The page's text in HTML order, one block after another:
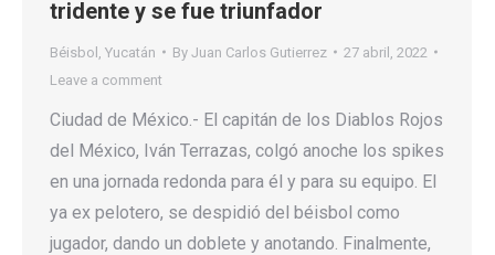
tridente y se fue triunfador
Béisbol Yucatán By Juan Carlos Gutierrez
27 abril, 2022
Leave a comment
Ciudad de México.- El capitán de los Diablos Rojos
del México, Iván Terrazas, colgó anoche los spikes
en una jornada redonda para él y para su equipo. El
ya ex pelotero, se despidió del béisbol como
jugador, dando un doblete y anotando. Finalmente,